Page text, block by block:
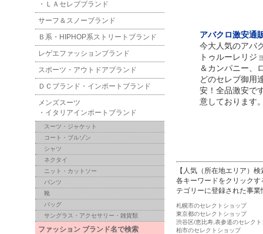
アバクロ激安通
今大人気のアバ
トゥルーレリジ
＆カンパニー、
どのセレブ御用
安！全品激安で
意しております
【人気（所在地エリア）
各キーワードをクリック
テゴリーに登録された事
札幌市のセレクトショップ
東京都のセレクトショップ
渋谷区/恵比寿,表参道のセレク
柏市のセレクトショップ
・ＬＡセレブブランド
サーフ＆スノーブランド
Ｂ系・HIPHOP系ストリートブランド
レゲエファッションブランド
スポーツ・アウトドアブランド
ＤＣブランド・インポートブランド
メンズスーツ
・イタリアインポートブランド
スーツ・ジャケット
コート・ブルゾン
シャツ
ネクタイ
ニット・カットソー
パンツ
靴
バッグ
サングラス・アクセサリー・雑貨類
ファッション ブランド名で検索